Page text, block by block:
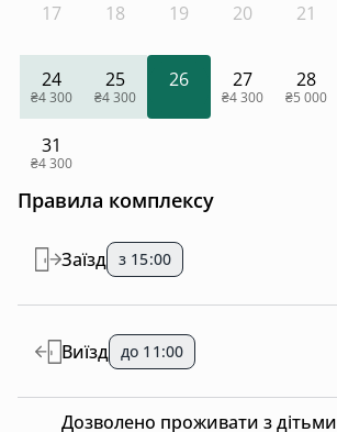
17 18 19 20 21
24
₴4 300
25
₴4 300
26 27
₴4 300
28
₴5 000
31
₴4 300
Правила комплексу
Заїзд з 15:00
Виїзд до 11:00
Дозволено проживати з дітьми